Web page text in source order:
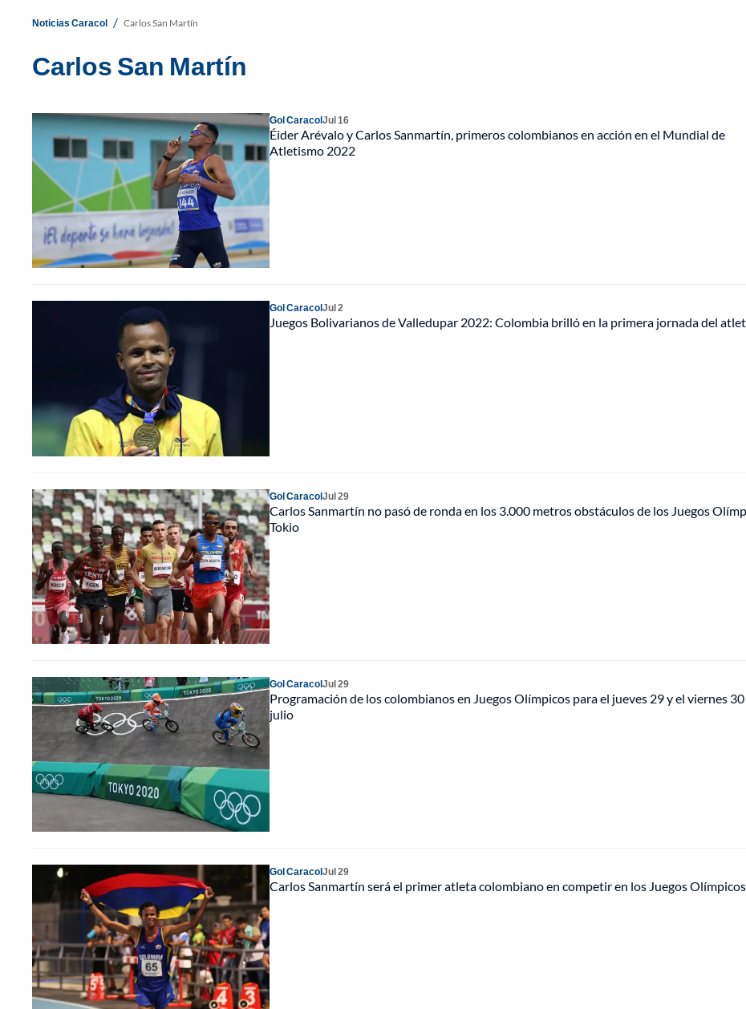
Noticias Caracol / Carlos San Martín
Carlos San Martín
Gol CaracolJul 16
Éider Arévalo y Carlos Sanmartín, primeros colombianos en acción en el Mundial de
Atletismo 2022
Gol CaracolJul 2
Juegos Bolivarianos de Valledupar 2022: Colombia brilló en la primera jornada del
Gol CaracolJul 29
Carlos Sanmartín no pasó de ronda en los 3.000 metros obstáculos de los Juegos
Tokio
Gol CaracolJul 29
Programación de los colombianos en Juegos Olímpicos para el jueves 29 y el viernes
julio
Gol CaracolJul 29
Carlos Sanmartín será el primer atleta colombiano en competir en los Juegos Olímpicos